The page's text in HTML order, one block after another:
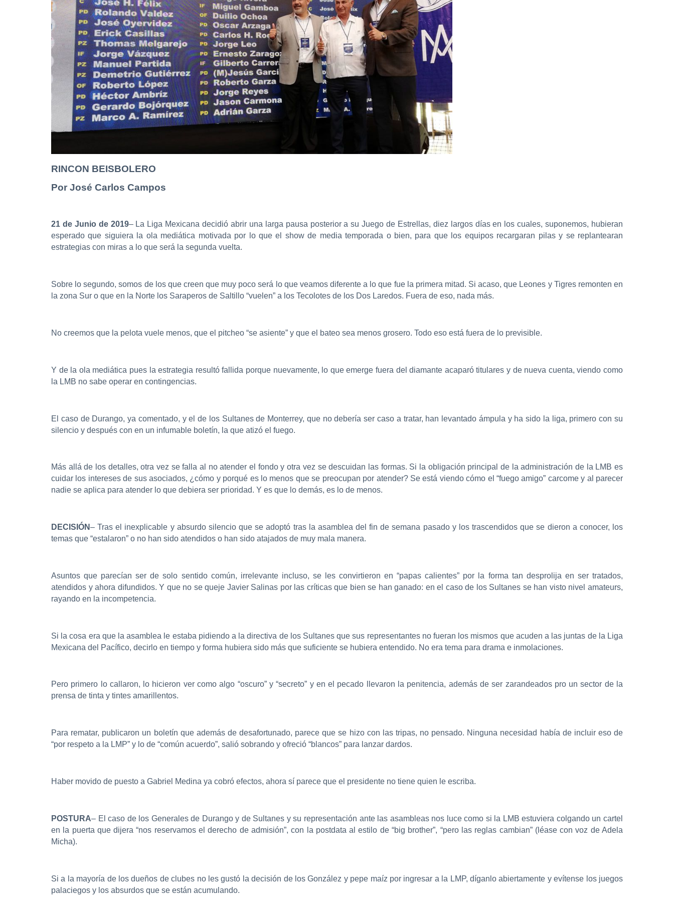
RINCON BEISBOLERO
Por José Carlos Campos
21 de Junio de 2019– La Liga Mexicana decidió abrir una larga pausa posterior a su Juego de Estrellas, diez largos días en los cuales, suponemos, hubieran
esperado que siguiera la ola mediática motivada por lo que el show de media temporada o bien, para que los equipos recargaran pilas y se replantearan
estrategias con miras a lo que será la segunda vuelta.
Sobre lo segundo, somos de los que creen que muy poco será lo que veamos diferente a lo que fue la primera mitad. Si acaso, que Leones y Tigres remonten en
la zona Sur o que en la Norte los Saraperos de Saltillo “vuelen” a los Tecolotes de los Dos Laredos. Fuera de eso, nada más.
No creemos que la pelota vuele menos, que el pitcheo “se asiente” y que el bateo sea menos grosero. Todo eso está fuera de lo previsible.
Y de la ola mediática pues la estrategia resultó fallida porque nuevamente, lo que emerge fuera del diamante acaparó titulares y de nueva cuenta, viendo como
la LMB no sabe operar en contingencias.
El caso de Durango, ya comentado, y el de los Sultanes de Monterrey, que no debería ser caso a tratar, han levantado ámpula y ha sido la liga, primero con su
silencio y después con en un infumable boletín, la que atizó el fuego.
Más allá de los detalles, otra vez se falla al no atender el fondo y otra vez se descuidan las formas. Si la obligación principal de la administración de la LMB es
cuidar los intereses de sus asociados, ¿cómo y porqué es lo menos que se preocupan por atender? Se está viendo cómo el “fuego amigo” carcome y al parecer
nadie se aplica para atender lo que debiera ser prioridad. Y es que lo demás, es lo de menos.
DECISIÓN– Tras el inexplicable y absurdo silencio que se adoptó tras la asamblea del fin de semana pasado y los trascendidos que se dieron a conocer, los
temas que “estalaron” o no han sido atendidos o han sido atajados de muy mala manera.
Asuntos que parecían ser de solo sentido común, irrelevante incluso, se les convirtieron en “papas calientes” por la forma tan desprolija en ser tratados,
atendidos y ahora difundidos. Y que no se queje Javier Salinas por las críticas que bien se han ganado: en el caso de los Sultanes se han visto nivel amateurs,
rayando en la incompetencia.
Si la cosa era que la asamblea le estaba pidiendo a la directiva de los Sultanes que sus representantes no fueran los mismos que acuden a las juntas de la Liga
Mexicana del Pacífico, decirlo en tiempo y forma hubiera sido más que suficiente se hubiera entendido. No era tema para drama e inmolaciones.
Pero primero lo callaron, lo hicieron ver como algo “oscuro” y “secreto” y en el pecado llevaron la penitencia, además de ser zarandeados pro un sector de la
prensa de tinta y tintes amarillentos.
Para rematar, publicaron un boletín que además de desafortunado, parece que se hizo con las tripas, no pensado. Ninguna necesidad había de incluir eso de
“por respeto a la LMP” y lo de “común acuerdo”, salió sobrando y ofreció “blancos” para lanzar dardos.
Haber movido de puesto a Gabriel Medina ya cobró efectos, ahora sí parece que el presidente no tiene quien le escriba.
POSTURA– El caso de los Generales de Durango y de Sultanes y su representación ante las asambleas nos luce como si la LMB estuviera colgando un cartel
en la puerta que dijera “nos reservamos el derecho de admisión”, con l a postdata al estilo de “big brother”, “pero las reglas cambian” (léase con voz de Adela
Micha).
Si a la mayoría de los dueños de clubes no les gustó la decisión de los González y pepe maíz por ingresar a la LMP, díganlo abiertamente y evítense los juegos
palaciegos y los absurdos que se están acumulando.